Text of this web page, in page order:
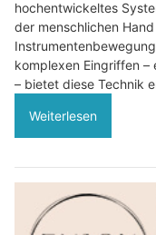
hochentwickeltes
der menschlichen
komplexen Eingriffen –
– bietet diese Technik
Weiterlesen